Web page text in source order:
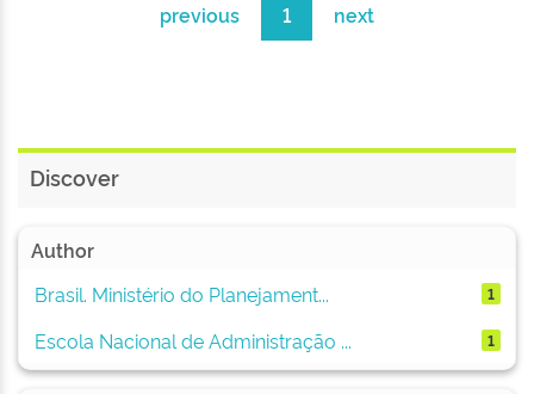
previous 1 next
Discover
Author
Brasil. Ministério do Planejament...
1
Escola Nacional de Administração ... 1